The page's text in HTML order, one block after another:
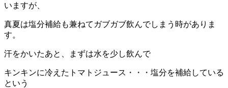
いますが、
真夏は塩分補給も兼ねてガブガブ飲んでしまう時がありま
す。
汗をかいたあと、まずは水を少し飲んで
キンキンに冷えたトマトジュース・・・塩分を補給している
という